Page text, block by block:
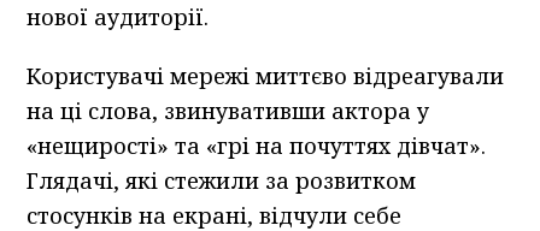
нової аудиторії.
Користувачі мережі миттєво відреагували
на ці слова, звинувативши актора у
«нещирості» та «грі на почуттях дівчат».
Глядачі, які стежили за розвитком
стосунків на екрані, відчули себе